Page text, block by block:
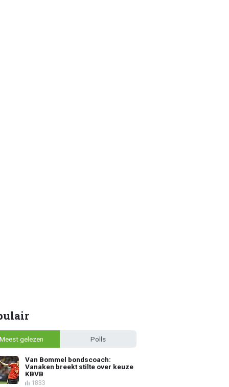
gelezen Polls
Van Bommel bondscoach:
Vanaken breekt stilte over keuze
KBVB
1833